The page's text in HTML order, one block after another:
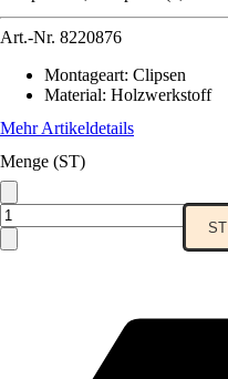
Art.-Nr. 8220876
Montageart: Clipsen
Material: Holzwerkstoff
Mehr Artikeldetails
Menge (ST)
ST